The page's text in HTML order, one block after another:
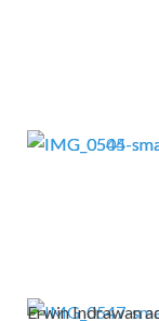
Erwin Indrawan